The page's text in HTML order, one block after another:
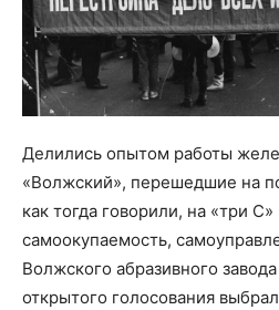
Делились опытом работы
«Волжский», перешедшие на
как тогда говорили, на «три
самоокупаемость,
Волжского абразивного
открытого голосования